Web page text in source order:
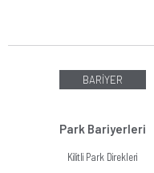
BARİYER
Park Bariyerleri
Kilitli Park Direkleri